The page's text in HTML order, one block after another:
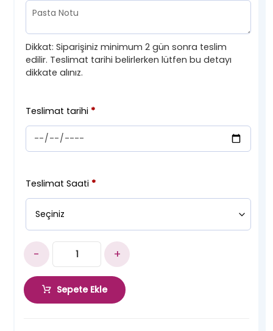
Dikkat: Siparişiniz minimum 2 gün sonra teslim
edilir. Teslimat tarihi belirlerken lütfen bu detayı
dikkate alınız.
Teslimat tarihi *
Teslimat Saati *
- +
Sepete Ekle